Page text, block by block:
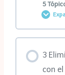
1ra clase
2da
5
0%
3
con